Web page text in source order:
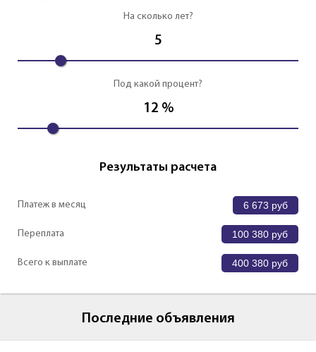
На сколько лет?
5
Под какой процент?
12 %
Результаты расчета
Платеж в месяц 6 673 руб
Переплата 100 380 руб
Всего к выплате 400 380 руб
Последние объявления